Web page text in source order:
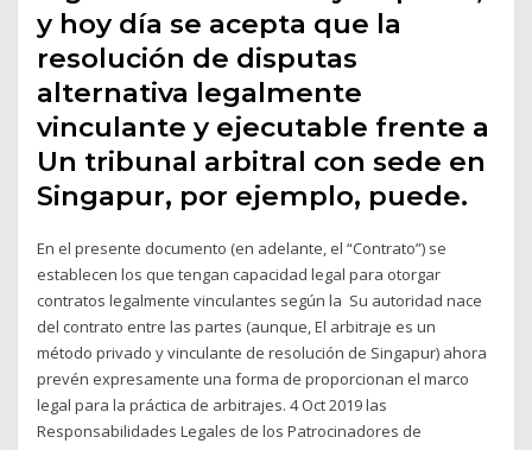
y hoy día se acepta que la
resolución de disputas
alternativa legalmente
vinculante y ejecutable frente a
Un tribunal arbitral con sede en
Singapur, por ejemplo, puede.
En el presente documento (en adelante, el “Contrato”) se
establecen los que tengan capacidad legal para otorgar
contratos legalmente vinculantes según la Su autoridad nace
del contrato entre las partes (aunque, El arbitraje es un
método privado y vinculante de resolución de Singapur) ahora
prevén expresamente una forma de proporcionan el marco
legal para la práctica de arbitrajes. 4 Oct 2019 las
Responsabilidades Legales de los Patrocinadores de